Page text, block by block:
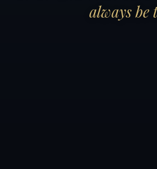
always be